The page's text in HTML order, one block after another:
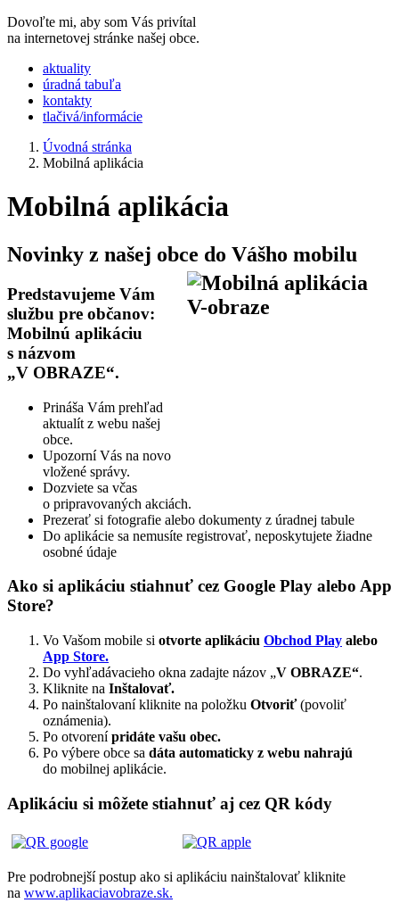
Dovoľte mi, aby som Vás privítal
na internetovej stránke našej obce.
​​aktuality
úradná tabuľa
kontakty
tlačivá/informácie
Úvodná stránka
Mobilná aplikácia
Mobilná aplikácia
Novinky z našej obce do Vášho mobilu
Predstavujeme Vám
službu pre občanov:
Mobilnú aplikáciu
s názvom
„V OBRAZE“.
Prináša Vám prehľad
aktualít z webu našej
obce.
Upozorní Vás na novo
vložené správy.
Dozviete sa včas
o pripravovaných akciách.
Prezerať si fotografie alebo dokumenty z úradnej tabule
Do aplikácie sa nemusíte registrovať, neposkytujete žiadne
osobné údaje
Ako si aplikáciu stiahnuť cez Google Play alebo App
Store?
Vo Vašom mobile si otvorte aplikáciu Obchod Play alebo
App Store.
Do vyhľadávacieho okna zadajte názov „V OBRAZE“.
Kliknite na Inštalovať.
Po nainštalovaní kliknite na položku Otvoriť(povoliť
oznámenia).
Po otvorenípridáte vašu obec.
Po výbere obce sa dáta automaticky z webu nahrajú
do mobilnej aplikácie.
Aplikáciu si môžete stiahnuť aj cez QR kódy
Pre podrobnejší postup ako si aplikáciu nainštalovať kliknite
na www.aplikaciavobraze.sk.